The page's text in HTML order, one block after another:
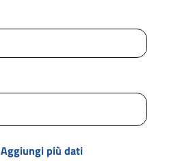
Aggiungi più dati